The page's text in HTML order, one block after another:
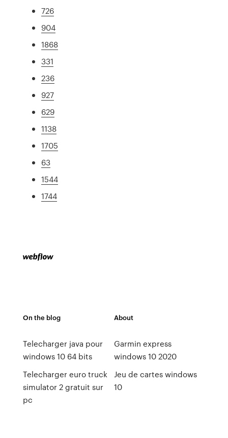
726
904
1868
331
236
927
629
1138
1705
63
1544
1744
On the blog
Telecharger java pour
windows 10 64 bits
Telecharger euro truck
simulator 2 gratuit sur
pc
About
Garmin express
windows 10 2020
Jeu de cartes windows
10